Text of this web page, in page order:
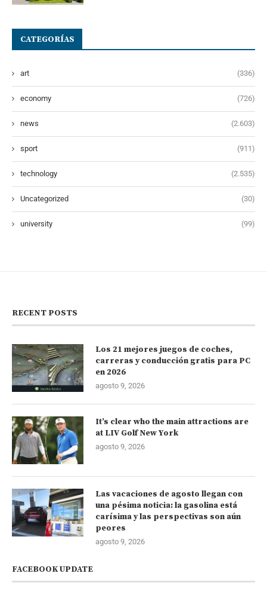
CATEGORÍAS
art (336)
economy (726)
news (2.603)
sport (911)
technology (2.535)
Uncategorized (30)
university (99)
RECENT POSTS
Los 21 mejores juegos de coches,
carreras y conducción gratis para PC
en 2026
agosto 9, 2026
It’s clear who the main attractions are
at LIV Golf New York
agosto 9, 2026
Las vacaciones de agosto llegan con
una pésima noticia: la gasolina está
carísima y las perspectivas son aún
peores
agosto 9, 2026
FACEBOOK UPDATE